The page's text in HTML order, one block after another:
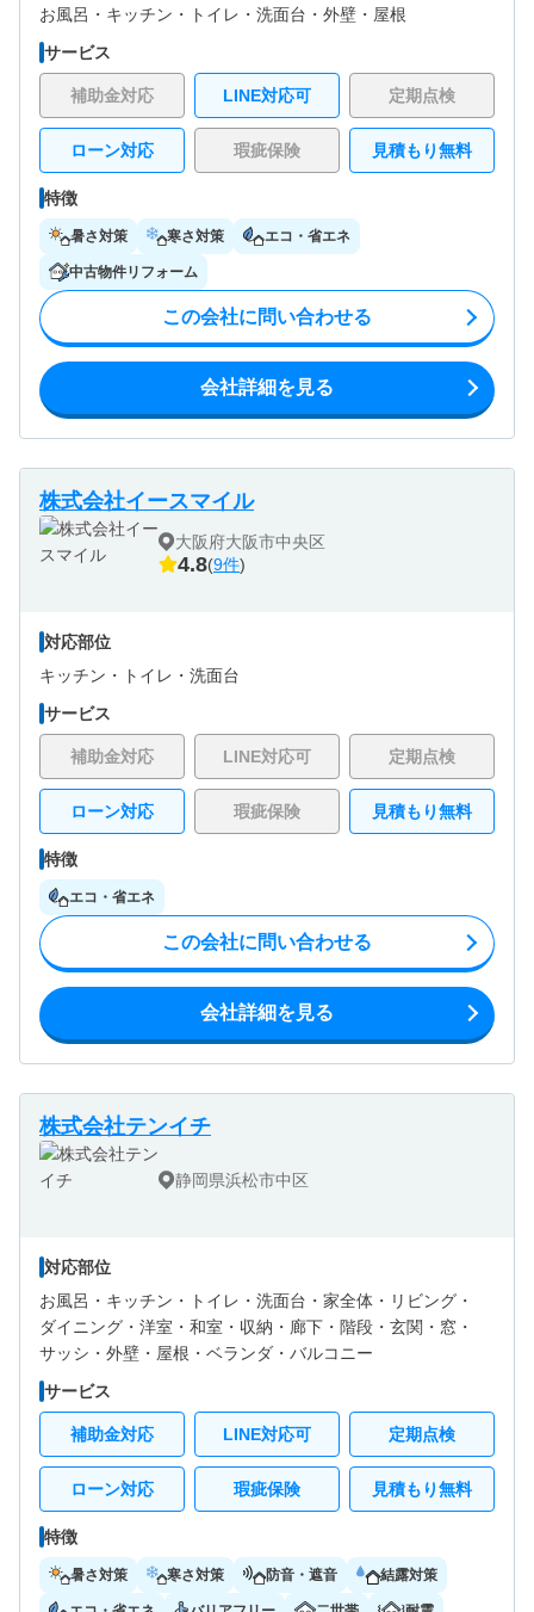
お風呂・ キッチン・ トイレ・ 洗面台・ 外壁・ 屋根
サービス
補助金対応 LINE対応可 定期点検
ローン対応 瑕疵保険 見積もり無料
特徴
暑さ対策 寒さ対策 エコ・省エネ
中古物件リフォーム
この会社に問い合わせる
会社詳細を見る
株式会社イースマイル
大阪府大阪市中央区
4.8(9件)
対応部位
キッチン・
トイレ・ 洗面台
サービス
補助金対応 LINE対応可 定期点検
ローン対応 瑕疵保険 見積もり無料
特徴
エコ・省エネ
この会社に問い合わせる
会社詳細を見る
株式会社テンイチ
静岡県浜松市中区
対応部位
お風呂・ キッチン・ トイレ・ 洗面台・ 家全体・ リビング・
ダイニング・ 洋室・ 和室・ 収納・ 廊下・ 階段・ 玄関・ 窓・
サッシ・ 外壁・ 屋根・ ベランダ・バルコニー
サービス
補助金対応 LINE対応可 定期点検
ローン対応 瑕疵保険 見積もり無料
特徴
暑さ対策 寒さ対策 防音・遮音 結露対策